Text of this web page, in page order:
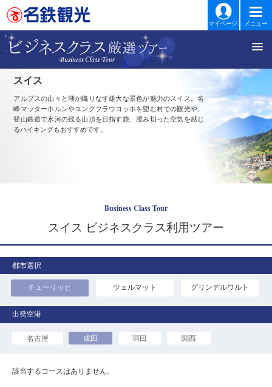
マイページ メニュー
スイス
アルプスの山々と湖が織りなす雄大な景色が魅力のスイス。名
峰マッターホルンやユングフラウヨッホを望む村での観光や、
登山鉄道で氷河の残る山頂を目指す旅、澄み切った空気を感じ
るハイキングもおすすめです。
Business Class Tour
スイス ビジネスクラス利用ツアー
都市選択
チューリッヒ ツェルマット グリンデルワルト
名古屋 成田 羽田 関西
該当するコースはありません。